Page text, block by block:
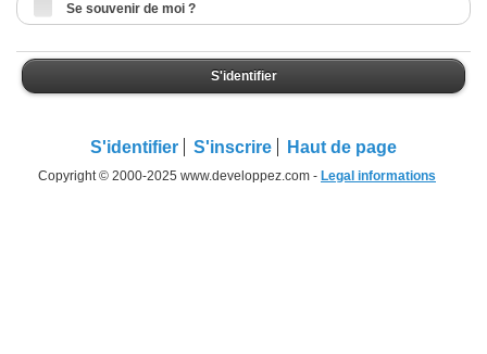
Se souvenir de moi ?
S'identifier
S'identifier S'inscrire Haut de page
Copyright © 2000-2025 www.developpez.com - Legal informations